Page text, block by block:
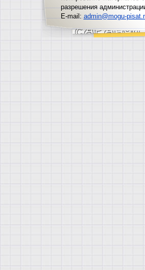
разрешения
E-mail:admin@mogu-